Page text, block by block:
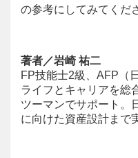
の参考にしてみてくだ
著者／岩崎 祐二
FP技能士2級、AFP（
ライフとキャリアを総
ツーマンでサポート。
に向けた資産設計まで